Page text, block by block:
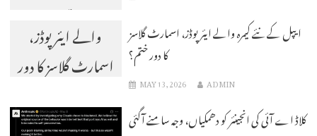
مقدمہ
والے ایئر پوڈز،
اسمارٹ گلاسز کا دور
ایپل کے نئے کیمرہ والے ایئر پوڈز، اسمارٹ گلاسز
کا دور ختم؟
MAY 13, 2026 ADMIN
کلاڈ اے آئی کی انجینئر کو دھمکیاں، وجہ سامنے آگئی